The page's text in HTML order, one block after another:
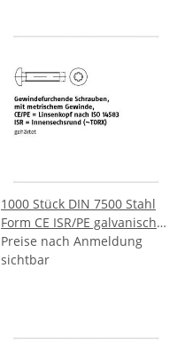
1000 Stück DIN 7500 Stahl
Form CE ISR/PE galvanisch
verzinkt Gewindefurchende
Schrauben ISR metr.
Preise nach Anmeldung
sichtbar